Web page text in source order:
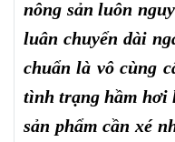
nông sản luôn
luân chuyển dài
chuẩn là vô cùng
tình trạng hầm hơi
sản phẩm cần xé